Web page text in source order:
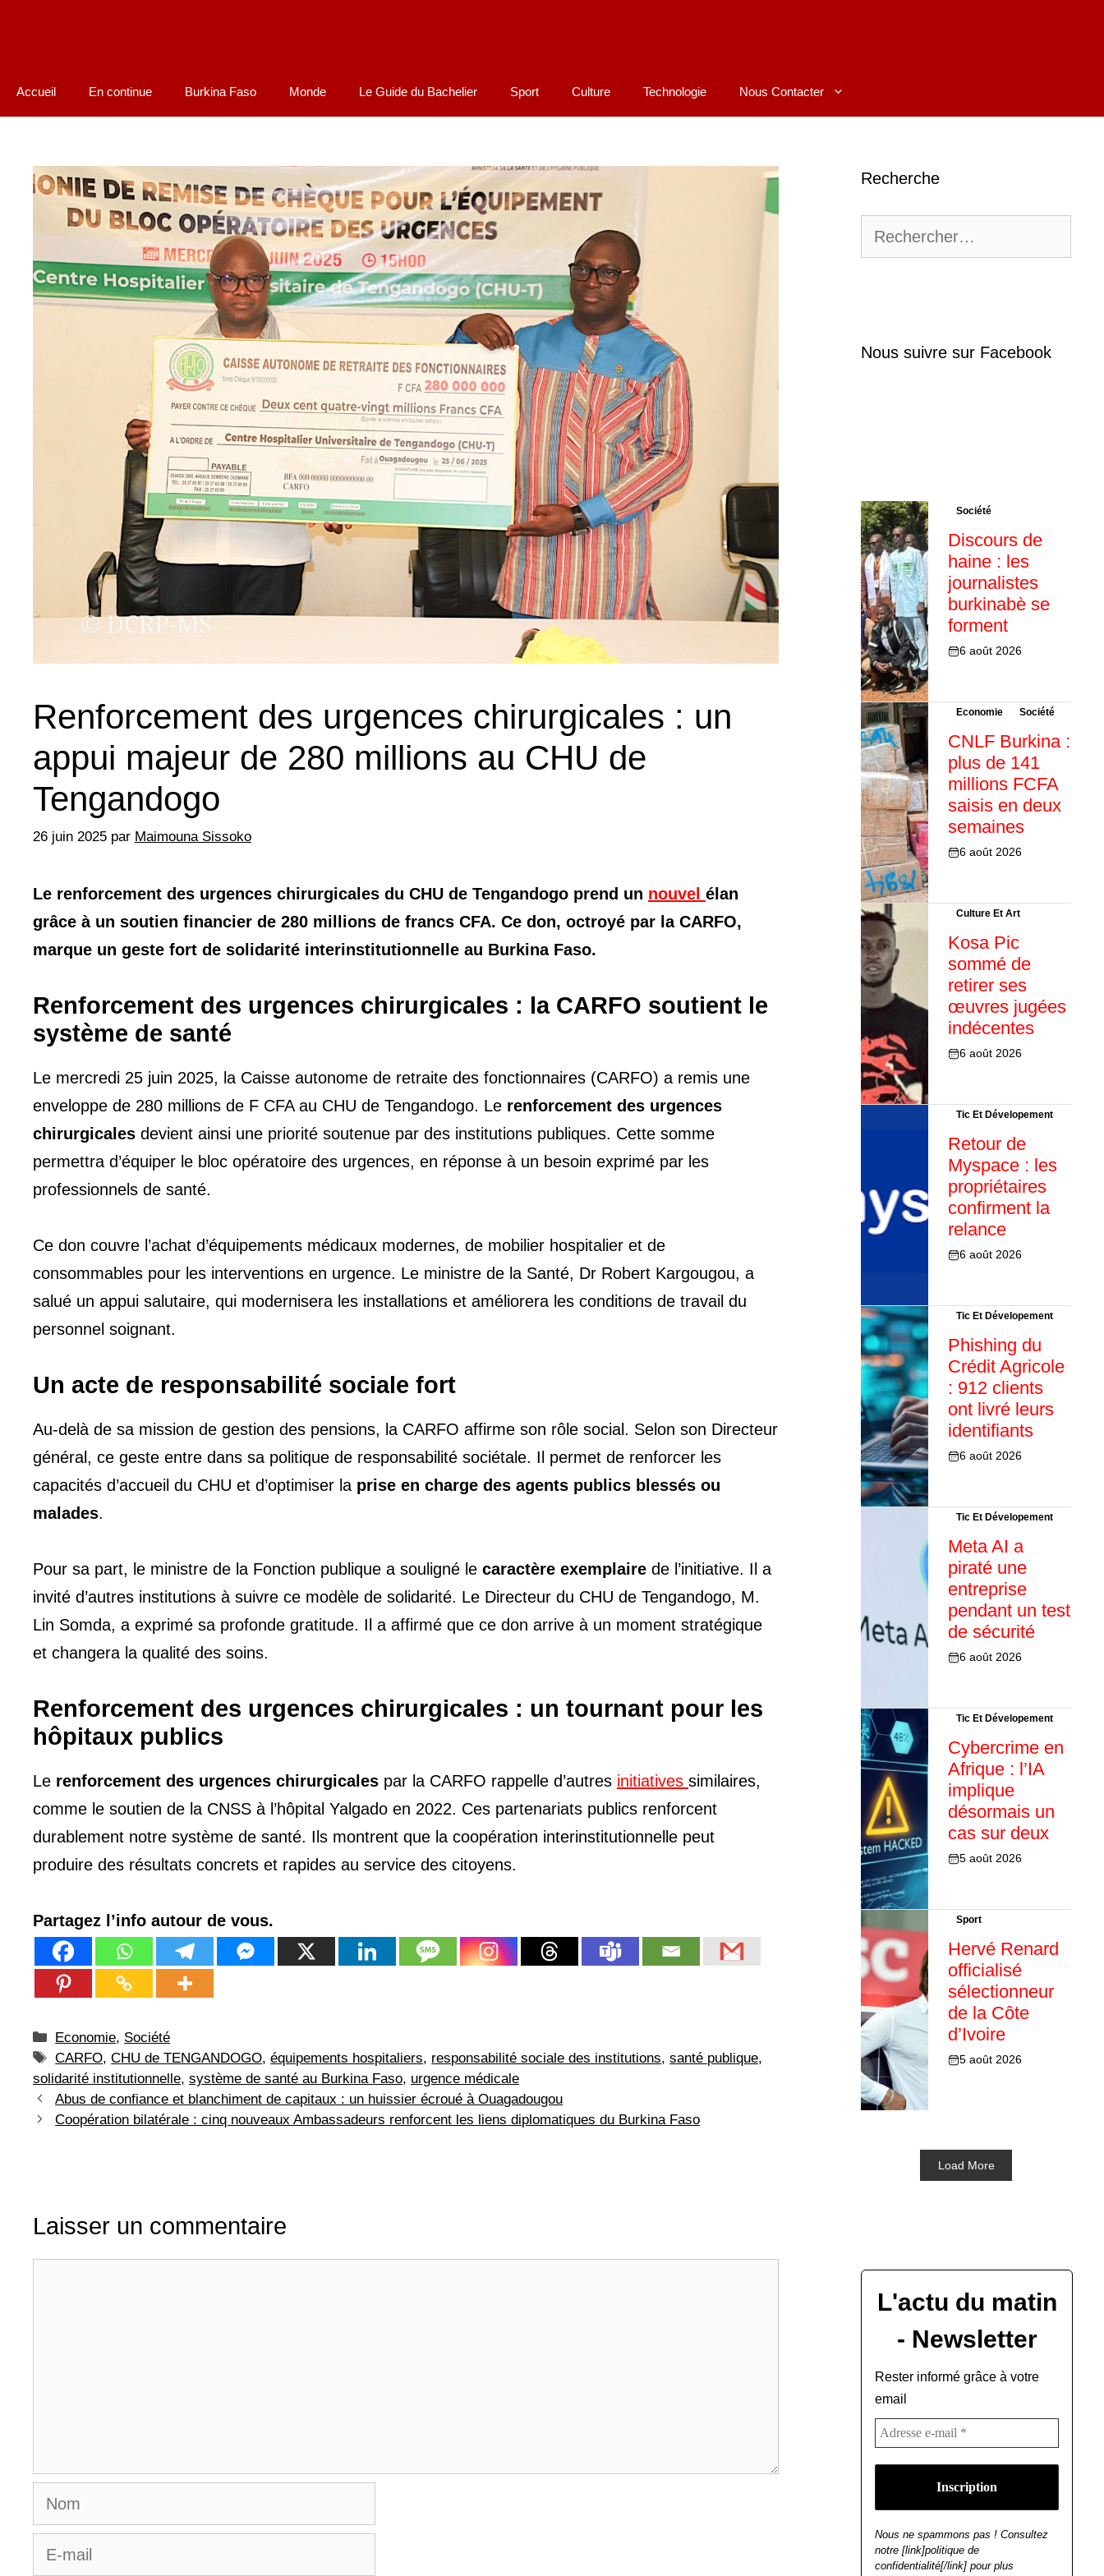
Accueil En continue Burkina Faso Monde Le Guide du Bachelier Sport Culture Technologie Nous Contacter
Renforcement des urgences chirurgicales : un
appui majeur de 280 millions au CHU de
Tengandogo
26 juin 2025 par Maimouna Sissoko
Le renforcement des urgences chirurgicales du CHU de Tengandogo prend un nouvel élan
grâce à un soutien financier de 280 millions de francs CFA. Ce don, octroyé par la CARFO,
marque un geste fort de solidarité interinstitutionnelle au Burkina Faso.
Renforcement des urgences chirurgicales : la CARFO soutient le
système de santé
Le mercredi 25 juin 2025, la Caisse autonome de retraite des fonctionnaires (CARFO) a remis une
enveloppe de 280 millions de F CFA au CHU de Tengandogo. Le renforcement des urgences
chirurgicales devient ainsi une priorité soutenue par des institutions publiques. Cette somme
permettra d’équiper le bloc opératoire des urgences, en réponse à un besoin exprimé par les
professionnels de santé.
Ce don couvre l’achat d’équipements médicaux modernes, de mobilier hospitalier et de
consommables pour les interventions en urgence. Le ministre de la Santé, Dr Robert Kargougou, a
salué un appui salutaire, qui modernisera les installations et améliorera les conditions de travail du
personnel soignant.
Un acte de responsabilité sociale fort
Au-delà de sa mission de gestion des pensions, la CARFO affirme son rôle social. Selon son Directeur
général, ce geste entre dans sa politique de responsabilité sociétale. Il permet de renforcer les
capacités d’accueil du CHU et d’optimiser la prise en charge des agents publics blessés ou
malades.
Pour sa part, le ministre de la Fonction publique a souligné le caractère exemplaire de l’initiative. Il a
invité d’autres institutions à suivre ce modèle de solidarité. Le Directeur du CHU de Tengandogo, M.
Lin Somda, a exprimé sa profonde gratitude. Il a affirmé que ce don arrive à un moment stratégique
et changera la qualité des soins.
Renforcement des urgences chirurgicales : un tournant pour les
hôpitaux publics
Le renforcement des urgences chirurgicales par la CARFO rappelle d’autres initiatives similaires,
comme le soutien de la CNSS à l’hôpital Yalgado en 2022. Ces partenariats publics renforcent
durablement notre système de santé. Ils montrent que la coopération interinstitutionnelle peut
produire des résultats concrets et rapides au service des citoyens.
Partagez l’info autour de vous.
Catégories
Economie, Société
Étiquettes
CARFO,CHU de TENGANDOGO,équipements hospitaliers, responsabilité sociale des institutions,santé publique,
solidarité institutionnelle, système de santé au Burkina Faso, urgence médicale
Abus de confiance et blanchiment de capitaux : un huissier écroué à Ouagadougou
Coopération bilatérale : cinq nouveaux Ambassadeurs renforcent les liens diplomatiques du Burkina Faso
Laisser un commentaire
Nom
E-
Recherche
Nous suivre sur Facebook
Société
Discours de
haine : les
journalistes
burkinabè se
forment
6 août 2026
Economie Société
CNLF Burkina :
plus de 141
millions FCFA
saisis en deux
semaines
6 août 2026
Culture Et Art
Kosa Pic
sommé de
retirer ses
œuvres jugées
indécentes
6 août 2026
Tic Et Dévelopement
Retour de
Myspace : les
propriétaires
confirment la
relance
6 août 2026
Tic Et Dévelopement
Phishing du
Crédit Agricole
: 912 clients
ont livré leurs
identifiants
6 août 2026
Tic Et Dévelopement
Meta AI a
piraté une
entreprise
pendant un test
de sécurité
6 août 2026
Tic Et Dévelopement
Cybercrime en
Afrique : l’IA
implique
désormais un
cas sur deux
5 août 2026
Sport
Hervé Renard
officialisé
sélectionneur
de la Côte
d’Ivoire
5 août 2026
Load More
L'actu du matin
- Newsletter
Rester informé grâce à votre
email
Nous ne spammons pas ! Consultez
notre [link]politique de
confidentialité[/link] pour plus